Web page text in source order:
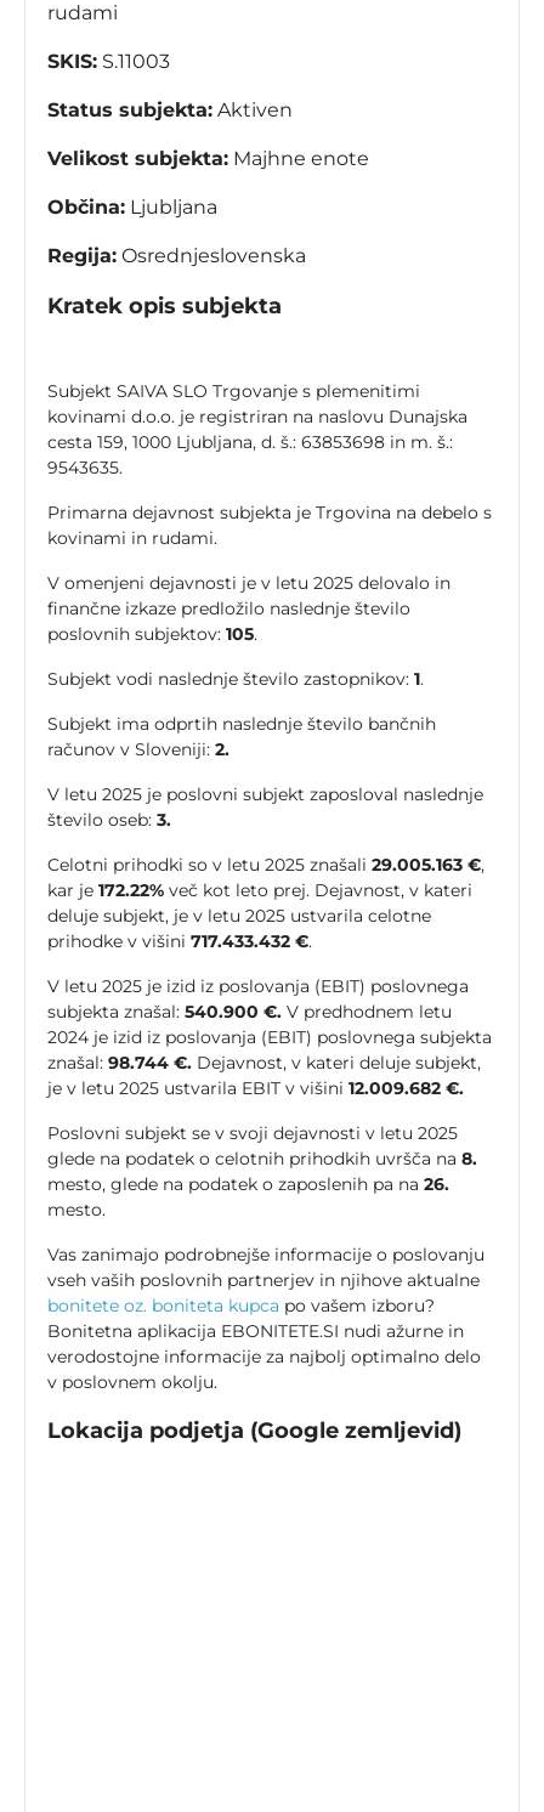
rudami
SKIS: S.11003
Status subjekta: Aktiven
Velikost subjekta: Majhne enote
Občina: Ljubljana
Regija: Osrednjeslovenska
Kratek opis subjekta
Subjekt SAIVA SLO Trgovanje s plemenitimi
kovinami d.o.o. je registriran na naslovu Dunajska
cesta 159, 1000 Ljubljana, d. š.: 63853698 in m. š.:
9543635.
Primarna dejavnost subjekta je Trgovina na debelo s
kovinami in rudami.
V omenjeni dejavnosti je v letu 2025 delovalo in
finančne izkaze predložilo naslednje število
poslovnih subjektov: 105.
Subjekt vodi naslednje število zastopnikov: 1.
Subjekt ima odprtih naslednje število bančnih
računov v Sloveniji: 2.
V letu 2025 je poslovni subjekt zaposloval naslednje
število oseb: 3.
Celotni prihodki so v letu 2025 znašali 29.005.163 €,
kar je 172.22% več kot leto prej. Dejavnost, v kateri
deluje subjekt, je v letu 2025 ustvarila celotne
prihodke v višini 717.433.432 €.
V letu 2025 je izid iz poslovanja (EBIT) poslovnega
subjekta znašal: 540.900 €. V predhodnem letu
2024 je izid iz poslovanja (EBIT) poslovnega subjekta
znašal: 98.744 €. Dejavnost, v kateri deluje subjekt,
je v letu 2025 ustvarila EBIT v višini 12.009.682 €.
Poslovni subjekt se v svoji dejavnosti v letu 2025
glede na podatek o celotnih prihodkih uvršča na 8.
mesto, glede na podatek o zaposlenih pa na 26.
mesto.
Vas zanimajo podrobnejše informacije o poslovanju
vseh vaših poslovnih partnerjev in njihove aktualne
bonitete oz. boniteta kupca po vašem izboru?
Bonitetna aplikacija EBONITETE.SI nudi ažurne in
verodostojne informacije za najbolj optimalno delo
v poslovnem okolju.
Lokacija podjetja (Google zemljevid)